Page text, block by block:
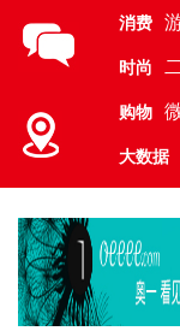
消费
时尚
购物
大数据